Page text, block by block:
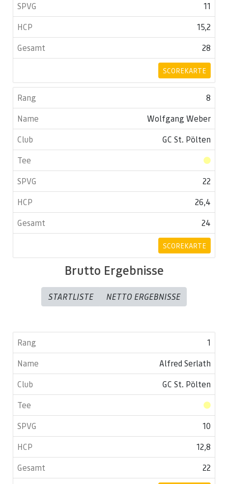
11
15,2
28
SCOREKARTE
8
Wolfgang Weber
GC St. Pölten
22
26,4
24
SCOREKARTE
Brutto Ergebnisse
STARTLISTE NETTO ERGEBNISSE
1
Alfred Serlath
GC St. Pölten
10
12,8
22